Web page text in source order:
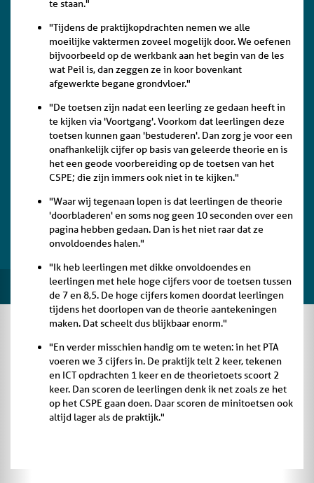
te staan."
"Tijdens de praktijkopdrachten nemen we alle
moeilijke vaktermen zoveel mogelijk door. We oefenen
bijvoorbeeld op de werkbank aan het begin van de les
wat Peil is, dan zeggen ze in koor bovenkant
afgewerkte begane grondvloer."
"De toetsen zijn nadat een leerling ze gedaan heeft in
te kijken via 'Voortgang'. Voorkom dat leerlingen deze
toetsen kunnen gaan 'bestuderen'. Dan zorg je voor een
onafhankelijk cijfer op basis van geleerde theorie en is
het een geode voorbereiding op de toetsen van het
CSPE; die zijn immers ook niet in te kijken."
"Waar wij tegenaan lopen is dat leerlingen de theorie
'doorbladeren' en soms nog geen 10 seconden over een
pagina hebben gedaan. Dan is het niet raar dat ze
onvoldoendes halen."
"Ik heb leerlingen met dikke onvoldoendes en
leerlingen met hele hoge cijfers voor de toetsen tussen
de 7 en 8,5. De hoge cijfers komen doordat leerlingen
tijdens het doorlopen van de theorie aantekeningen
maken. Dat scheelt dus blijkbaar enorm."
"En verder misschien handig om te weten: in het PTA
voeren we 3 cijfers in. De praktijk telt 2 keer, tekenen
en ICT opdrachten 1 keer en de theorietoets scoort 2
keer. Dan scoren de leerlingen denk ik net zoals ze het
op het CSPE gaan doen. Daar scoren de minitoetsen ook
altijd lager als de praktijk."